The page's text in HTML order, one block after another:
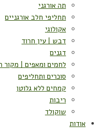
תה אורגני
תחליפי חלב אורגניים
אקולוגי
דבש | עין חרוד
דגנים
לחמים ומאפים | מקור
סוכרים ותחליפים
קמחים ללא גלוטן
ריבות
שוקולד
אודות